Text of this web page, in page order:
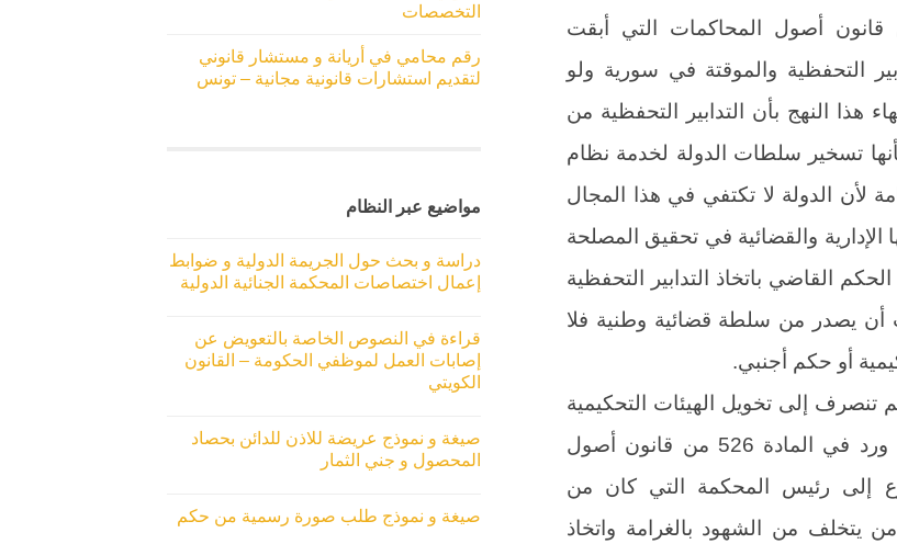
أصول المحاكمات التي أبقت
التحفظية والموقتة في سورية ولو
هذا النهج بأن التدابير التحفظية من
تسخير سلطات الدولة لخدمة نظام
لأن الدولة لا تكتفي في هذا المجال
والقضائية في تحقيق المصلحة
القاضي باتخاذ التدابير التحفظية
يصدر من سلطة قضائية وطنية فلا
أو حكم أجنبي.
تنصرف إلى تخويل الهيئات التحكيمية
اتخاذ التدابير التي تعود أصلاً إلى السلطة هو ما ورد في المادة 526 من قانون أصول
إلى رئيس المحكمة التي كان من
يتخلف من الشهود بالغرامة واتخاذ
التخصصات
رقم محامي في أريانة و مستشار قانوني
لتقديم استشارات قانونية مجانية – تونس
مواضيع عبر النظام
دراسة و بحث حول الجريمة الدولية و ضوابط
إعمال اختصاصات المحكمة الجنائية الدولية
قراءة في النصوص الخاصة بالتعويض عن
إصابات العمل لموظفي الحكومة – القانون
الكويتي
صيغة و نموذج عريضة للاذن للدائن بحصاد
المحصول و جني الثمار
صيغة و نموذج طلب صورة رسمية من حكم